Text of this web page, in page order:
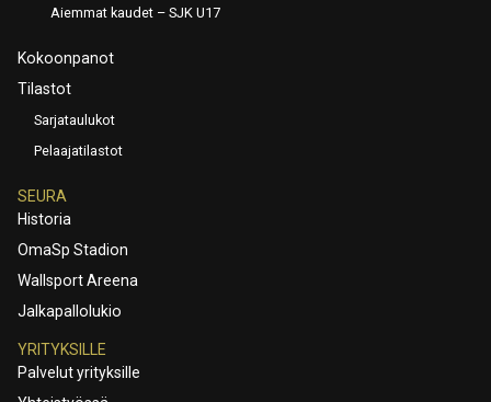
Aiemmat kaudet – SJK U17
Kokoonpanot
Tilastot
Sarjataulukot
Pelaajatilastot
SEURA
Historia
OmaSp Stadion
Wallsport Areena
Jalkapallolukio
YRITYKSILLE
Palvelut yrityksille